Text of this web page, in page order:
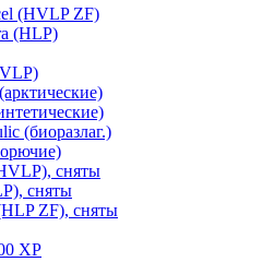
(HVLP ZF)
(HLP)
(биоразлаг.)
сняты
сняты
ZF), сняты
XP